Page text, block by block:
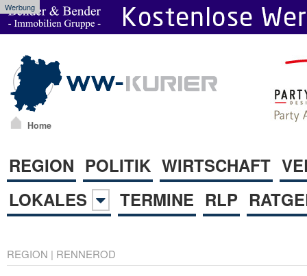
Werbung
Home
REGION POLITIK WIRTSCHAFT
LOKALES
TERMINE RLP
REGION | RENNEROD